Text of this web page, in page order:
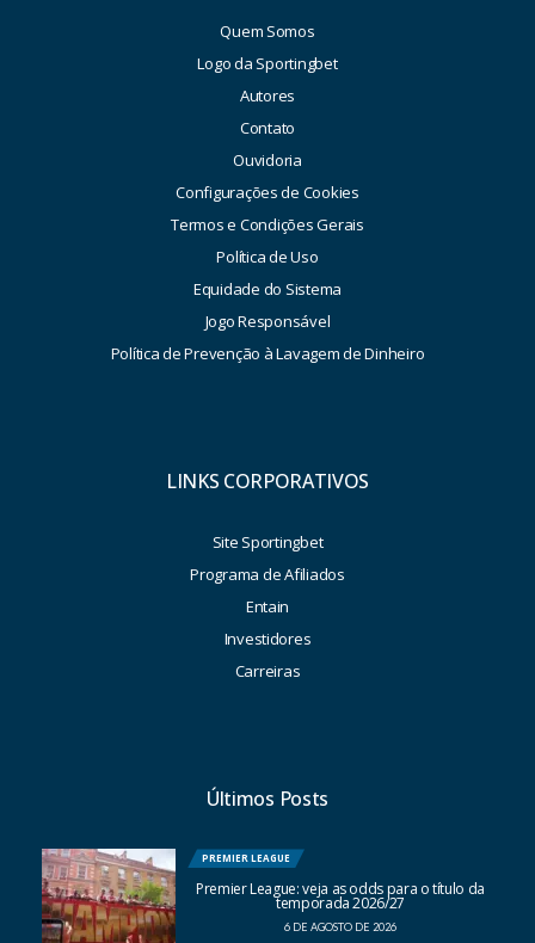
Quem Somos
Logo da Sportingbet
Autores
Contato
Ouvidoria
Configurações de Cookies
Termos e Condições Gerais
Política de Uso
Equidade do Sistema
Jogo Responsável
Política de Prevenção à Lavagem de Dinheiro
LINKS CORPORATIVOS
Site Sportingbet
Programa de Afiliados
Entain
Investidores
Carreiras
Últimos Posts
PREMIER LEAGUE
Premier League: veja as odds para o título da
temporada 2026/27
6 DE AGOSTO DE 2026